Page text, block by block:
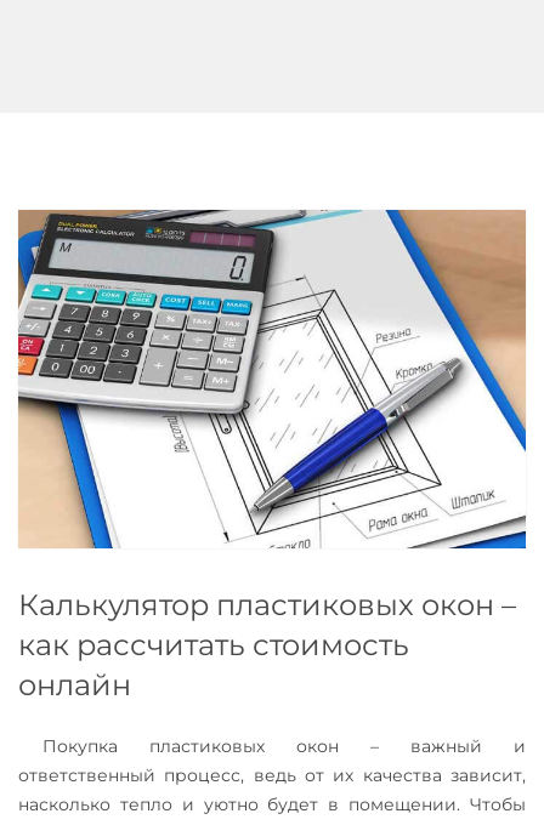
Калькулятор пластиковых окон –
как рассчитать стоимость
онлайн
Покупка пластиковых окон – важный и
ответственный процесс, ведь от их качества зависит,
насколько тепло и уютно будет в помещении. Чтобы